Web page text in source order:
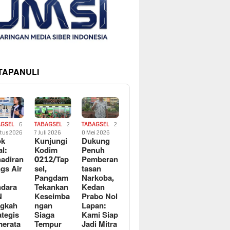
6
2026
Air
TABAGSEL
2
7 Juli 2026
Kunjungi
Kodim
0212/Tap
sel,
Pangdam
Tekankan
Keseimba
ngan
Siaga
Tempur
TABAGSEL
2
0 Mei 2026
Dukung
Penuh
Pemberan
tasan
Narkoba,
Kedan
Prabo Nol
Lapan:
Kami Siap
Jadi Mitra